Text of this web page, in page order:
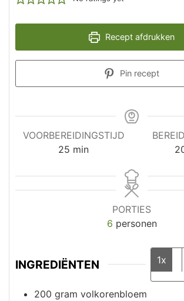
Recept afdrukken
Pin recept
VOORBEREIDINGSTIJD
25 minuten
min
PORTIES
6 personen
INGREDIËNTEN 1x
200 gram volkorenbloem